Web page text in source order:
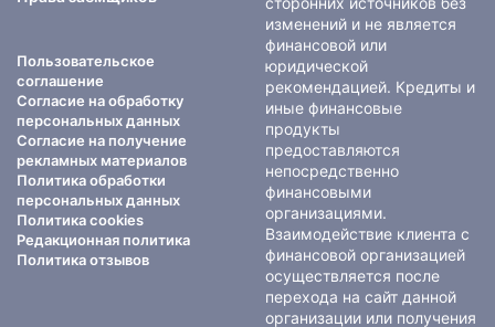
Пользовательское
соглашение
Согласие на обработку
персональных данных
Согласие на получение
рекламных материалов
Политика обработки
персональных данных
Политика cookies
Редакционная политика
Политика отзывов
изменений и не является
финансовой или
юридической
рекомендацией. Кредиты и
иные финансовые
продукты
предоставляются
непосредственно
финансовыми
организациями.
Взаимодействие клиента с
финансовой организацией
осуществляется после
перехода на сайт данной
организации или получения